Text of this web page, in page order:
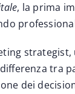
, la prima
strategist,
tra
dei